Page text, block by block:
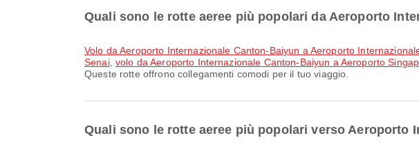
Quali sono le rotte aeree più popolari da Aeroporto
volo da Aeroporto Internazionale Canton-Baiyun a Aeroporto
Senai, volo da Aeroporto Internazionale Canton-Baiyun a Aeroporto
Queste rotte offrono collegamenti comodi per il tuo viaggio.
Quali sono le rotte aeree più popolari verso Aeroporto